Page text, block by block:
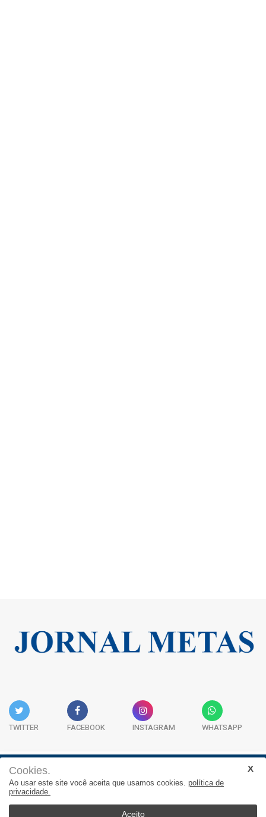
TWITTER FACEBOOK INSTAGRAM WHATSAPP
JORNAL METAS - Rua São José, 253, Sala 302, Centro
Cookies.
Ao usar este site você aceita que usamos cookies. política de
privacidade.
Aceito